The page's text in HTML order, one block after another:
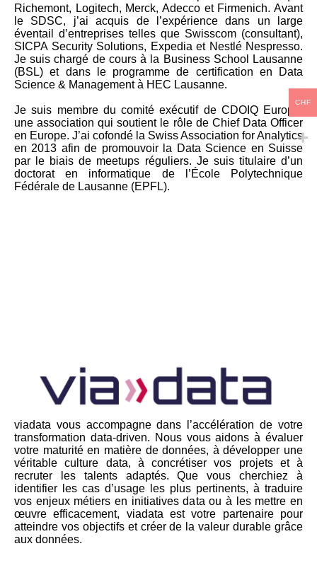
Richemont, Logitech, Merck, Adecco et Firmenich. Avant
le SDSC, j’ai acquis de l’expérience dans un large
éventail d’entreprises telles que Swisscom (consultant),
SICPA Security Solutions, Expedia et Nestlé Nespresso.
Je suis chargé de cours à la Business School Lausanne
(BSL) et dans le programme de certification en Data
Science & Management à HEC Lausanne.
Je suis membre du comité exécutif de CDOIQ Europe,
une association qui soutient le rôle de Chief Data Officer
en Europe. J’ai cofondé la Swiss Association for Analytics
en 2013 afin de promouvoir la Data Science en Suisse
par le biais de meetups réguliers. Je suis titulaire d’un
doctorat en informatique de l’École Polytechnique
Fédérale de Lausanne (EPFL).
viadata vous accompagne dans l’accélération de votre
transformation data-driven. Nous vous aidons à évaluer
votre maturité en matière de données, à développer une
véritable culture data, à concrétiser vos projets et à
recruter les talents adaptés. Que vous cherchiez à
identifier les cas d’usage les plus pertinents, à traduire
vos enjeux métiers en initiatives data ou à les mettre en
œuvre efficacement, viadata est votre partenaire pour
atteindre vos objectifs et créer de la valeur durable grâce
aux données.
CHF